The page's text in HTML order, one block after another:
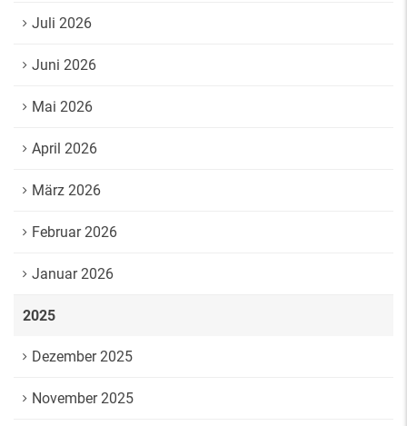
Juli 2026
Juni 2026
Mai 2026
April 2026
März 2026
Februar 2026
Januar 2026
2025
Dezember 2025
November 2025